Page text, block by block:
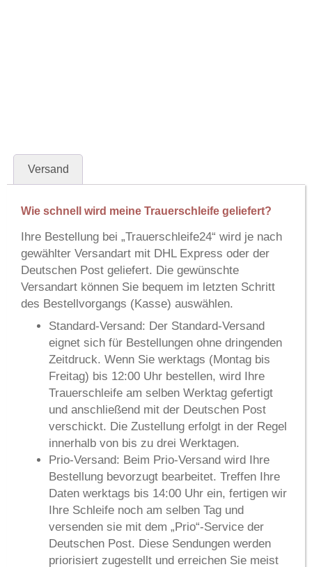
Versand
Wie schnell wird meine Trauerschleife geliefert?
Ihre Bestellung bei „Trauerschleife24“ wird je nach
gewählter Versandart mit DHL Express oder der
Deutschen Post geliefert. Die gewünschte
Versandart können Sie bequem im letzten Schritt
des Bestellvorgangs (Kasse) auswählen.
Standard-Versand: Der Standard-Versand
eignet sich für Bestellungen ohne dringenden
Zeitdruck. Wenn Sie werktags (Montag bis
Freitag) bis 12:00 Uhr bestellen, wird Ihre
Trauerschleife am selben Werktag gefertigt
und anschließend mit der Deutschen Post
verschickt. Die Zustellung erfolgt in der Regel
innerhalb von bis zu drei Werktagen.
Prio-Versand: Beim Prio-Versand wird Ihre
Bestellung bevorzugt bearbeitet. Treffen Ihre
Daten werktags bis 14:00 Uhr ein, fertigen wir
Ihre Schleife noch am selben Tag und
versenden sie mit dem „Prio“-Service der
Deutschen Post. Diese Sendungen werden
priorisiert zugestellt und erreichen Sie meist